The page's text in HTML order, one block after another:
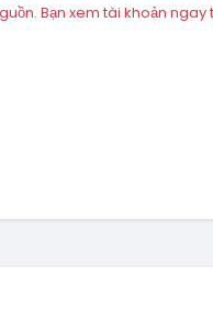
Bạn xem tài khoản